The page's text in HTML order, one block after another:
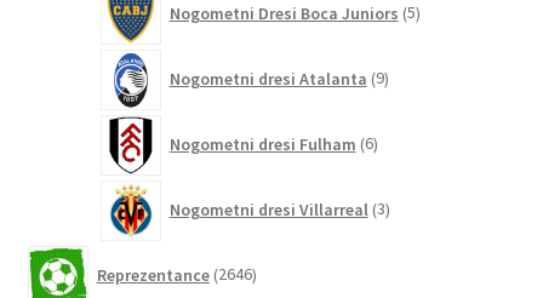
Nogometni Dresi Boca Juniors 5izdelkov
Nogometni dresi Atalanta 9izdelkov
Nogometni dresi Fulham 6izdelkov
Nogometni dresi Villarreal 3izdelki
Reprezentance 2646izdelkov